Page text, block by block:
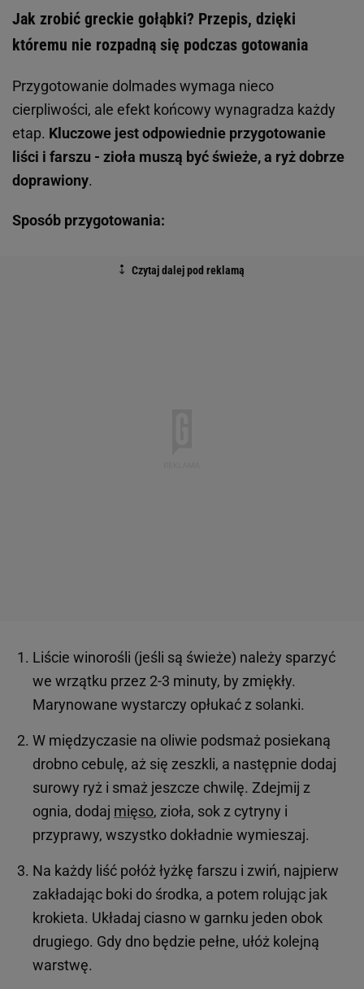
Jak zrobić greckie gołąbki? Przepis, dzięki
któremu nie rozpadną się podczas gotowania
Przygotowanie dolmades wymaga nieco
cierpliwości, ale efekt końcowy wynagradza każdy
etap. Kluczowe jest odpowiednie przygotowanie
liści i farszu - zioła muszą być świeże, a ryż dobrze
doprawiony.
Sposób przygotowania:
Liście winorośli (jeśli są świeże) należy sparzyć
we wrzątku przez 2-3 minuty, by zmiękły.
Marynowane wystarczy opłukać z solanki.
W międzyczasie na oliwie podsmaż posiekaną
drobno cebulę, aż się zeszkli, a następnie dodaj
surowy ryż i smaż jeszcze chwilę. Zdejmij z
ognia, dodaj mięso, zioła, sok z cytryny i
przyprawy, wszystko dokładnie wymieszaj.
Na każdy liść połóż łyżkę farszu i zwiń, najpierw
zakładając boki do środka, a potem rolując jak
krokieta. Układaj ciasno w garnku jeden obok
drugiego. Gdy dno będzie pełne, ułóż kolejną
warstwę.